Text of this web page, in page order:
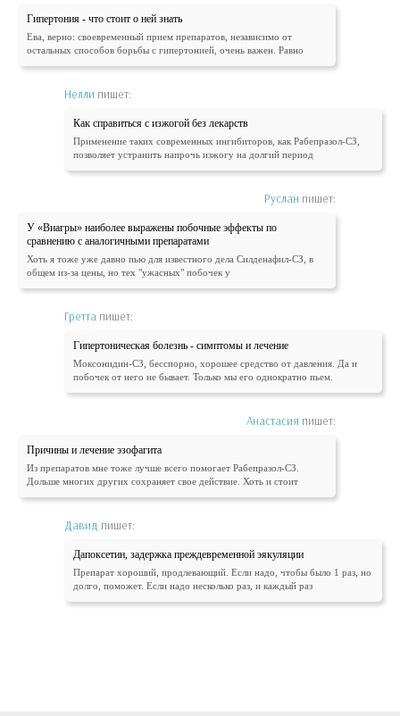
Гипертония - что стоит о ней знать
Ева, верно: своевременный прием препаратов, независимо от
остальных способов борьбы с гипертонией, очень важен. Равно
Нелли пишет:
Как справиться с изжогой без лекарств
Применение таких современных ингибиторов, как Рабепразол-СЗ,
позволяет устранить напрочь изжогу на долгий период
Руслан пишет:
У «Виагры» наиболее выражены побочные эффекты по
сравнению с аналогичными препаратами
Хоть я тоже уже давно пью для известного дела Силденафил-СЗ, в
общем из-за цены, но тех "ужасных" побочек у
Гретта пишет:
Гипертоническая болезнь - симптомы и лечение
Моксонидин-СЗ, бесспорно, хорошее средство от давления. Да и
побочек от него не бывает. Только мы его однократно пьем.
Анастасия пишет:
Причины и лечение эзофагита
Из препаратов мне тоже лучше всего помогает Рабепразол-СЗ.
Дольше многих других сохраняет свое действие. Хоть и стоит
Давид пишет:
Дапоксетин, задержка преждевременной эякуляции
Препарат хороший, продлевающий. Если надо, чтобы было 1 раз, но
долго, поможет. Если надо несколько раз, и каждый раз